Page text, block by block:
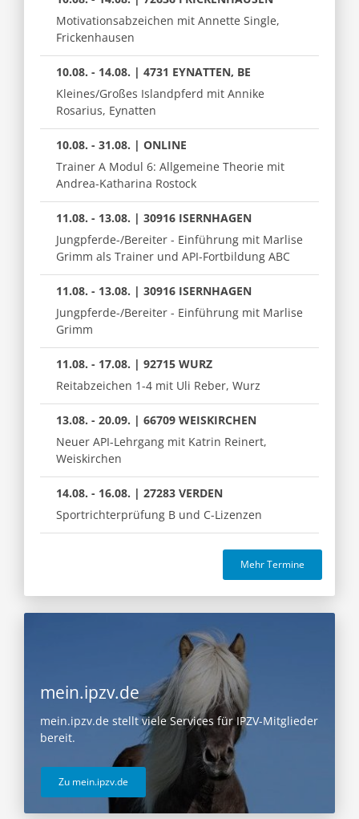
Motivationsabzeichen mit Annette Single,
Frickenhausen
10.08. - 14.08. | 4731 EYNATTEN, BE
Kleines/Großes Islandpferd mit Annike
Rosarius, Eynatten
10.08. - 31.08. | ONLINE
Trainer A Modul 6: Allgemeine Theorie mit
Andrea-Katharina Rostock
11.08. - 13.08. | 30916 ISERNHAGEN
Jungpferde-/Bereiter - Einführung mit Marlise
Grimm als Trainer und API-Fortbildung ABC
11.08. - 13.08. | 30916 ISERNHAGEN
Jungpferde-/Bereiter - Einführung mit Marlise
Grimm
11.08. - 17.08. | 92715 WURZ
Reitabzeichen 1-4 mit Uli Reber, Wurz
13.08. - 20.09. | 66709 WEISKIRCHEN
Neuer API-Lehrgang mit Katrin Reinert,
Weiskirchen
14.08. - 16.08. | 27283 VERDEN
Sportrichterprüfung B und C-Lizenzen
Mehr Termine
mein.ipzv.de
mein.ipzv.de stellt viele Services für IPZV-Mitglieder
bereit.
Zu mein.ipzv.de